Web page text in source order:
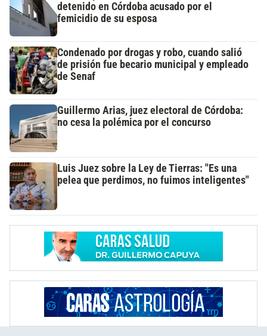
detenido en Córdoba acusado por el
femicidio de su esposa
Condenado por drogas y robo, cuando salió
de prisión fue becario municipal y empleado
de Senaf
Guillermo Arias, juez electoral de Córdoba:
no cesa la polémica por el concurso
Luis Juez sobre la Ley de Tierras: "Es una
pelea que perdimos, no fuimos inteligentes"